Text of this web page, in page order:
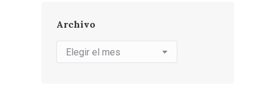
Archivo
Archivo